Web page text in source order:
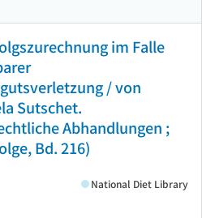
im Falle
/ von
Sutschet.
Abhandlungen ;
Bd. 216)
National Diet Library